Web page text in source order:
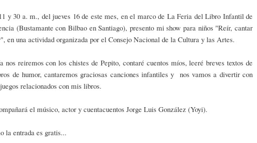
y 30 a. m., del jueves 16 de este mes, en el marco de La Feria del Libro Infantil de
(Bustamante con Bilbao en Santiago), presento mi show para niños "Reír, cantar
en una actividad organizada por el Consejo Nacional de la Cultura y las Artes.
nos reiremos con los chistes de Pepito, contaré cuentos míos, leeré breves textos de
de humor, cantaremos graciosas canciones infantiles y nos vamos a divertir con
relacionados con mis libros.
el músico, actor y cuentacuentos Jorge Luis González (Yoyi).
la entrada es gratis...